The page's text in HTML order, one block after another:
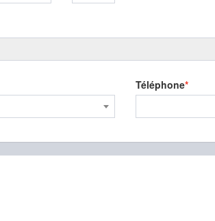
Téléphone